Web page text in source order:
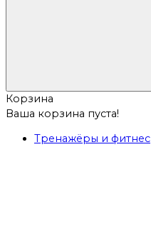
Корзина
Ваша корзина пуста!
Тренажёры и фитнес